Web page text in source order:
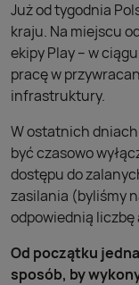
Już od tygodnia
kraju. Na miejscu
ekipy Play – w
pracę w
infrastruktury.
W ostatnich dniach
być czasowo
dostępu do
zasilania (byliśmy
odpowiednią
Od początku
sposób, by